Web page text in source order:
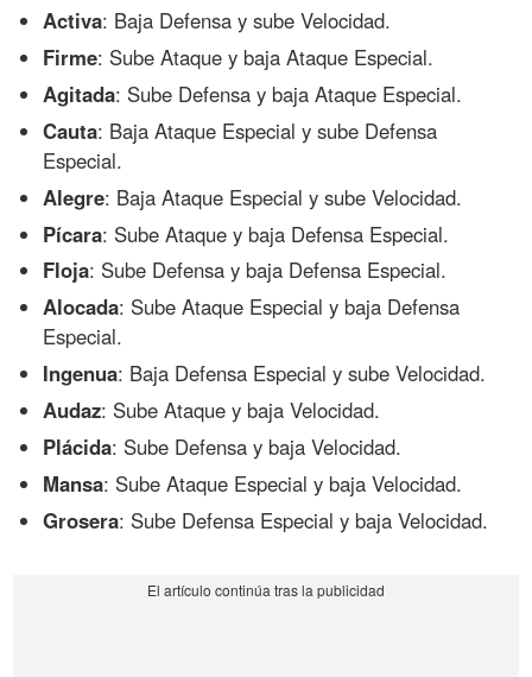
Activa: Baja Defensa y sube Velocidad.
Firme: Sube Ataque y baja Ataque Especial.
Agitada: Sube Defensa y baja Ataque Especial.
Cauta: Baja Ataque Especial y sube Defensa
Especial.
Alegre: Baja Ataque Especial y sube Velocidad.
Pícara: Sube Ataque y baja Defensa Especial.
Floja: Sube Defensa y baja Defensa Especial.
Alocada: Sube Ataque Especial y baja Defensa
Especial.
Ingenua: Baja Defensa Especial y sube Velocidad.
Audaz: Sube Ataque y baja Velocidad.
Plácida: Sube Defensa y baja Velocidad.
Mansa: Sube Ataque Especial y baja Velocidad.
Grosera: Sube Defensa Especial y baja Velocidad.